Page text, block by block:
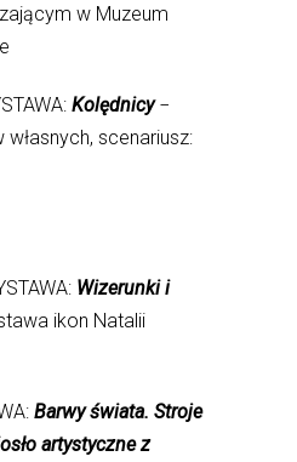
w Muzeum
Kolędnicy−
scenariusz:
Wizerunki i
ikon Natalii
Barwy świata. Stroje
artystyczne z